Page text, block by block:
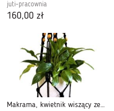
juti-pracownia
160,00 zł
Makrama, kwietnik wiszący ze sznurka czarny